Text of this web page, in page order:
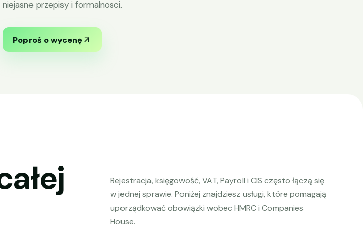
niejasne przepisy i formalnosci.
Poproś o wycenę
Rejestracja, księgowość, VAT, Payroll i CIS często łączą się
w jednej sprawie. Poniżej znajdziesz usługi, które pomagają
uporządkować obowiązki wobec HMRC i Companies
House.